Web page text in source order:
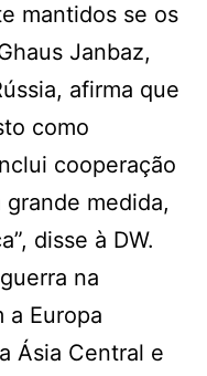
mantidos se os
Janbaz,
afirma que
como
cooperação
medida,
disse à DW.
na
a Europa
Ásia Central e